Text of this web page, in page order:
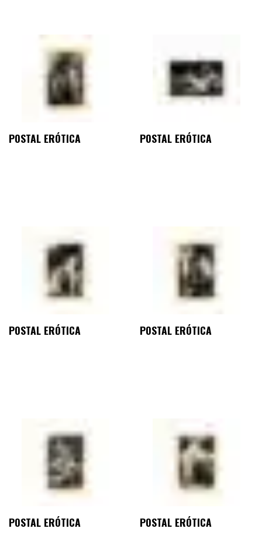
POSTAL ERÓTICA POSTAL ERÓTICA
POSTAL ERÓTICA POSTAL ERÓTICA
POSTAL ERÓTICA POSTAL ERÓTICA